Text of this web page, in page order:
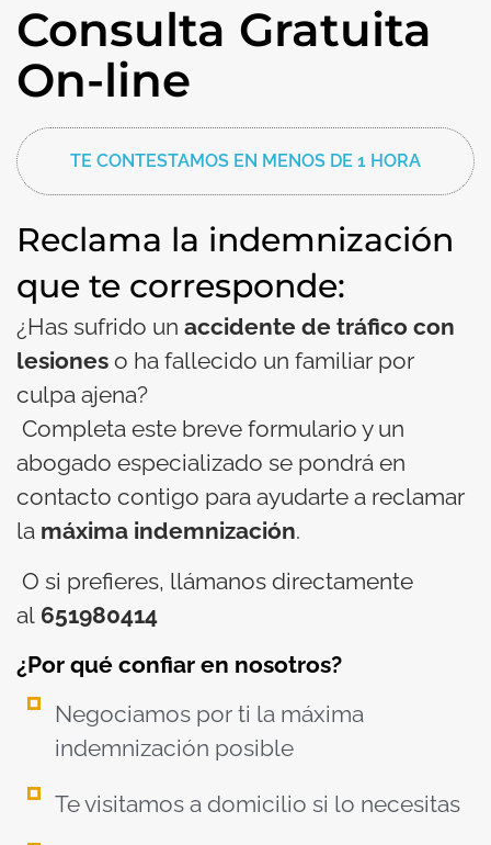
Consulta Gratuita
On-line
TE CONTESTAMOS EN MENOS DE 1 HORA
Reclama la indemnización
que te corresponde:
¿Has sufrido un accidente de tráfico con
lesiones o ha fallecido un familiar por
culpa ajena?
Completa este breve formulario y un
abogado especializado se pondrá en
contacto contigo para ayudarte a reclamar
la máxima indemnización.
O si prefieres, llámanos directamente
al 651980414
¿Por qué confiar en nosotros?
Negociamos por ti la máxima
indemnización posible
Te visitamos a domicilio si lo necesitas